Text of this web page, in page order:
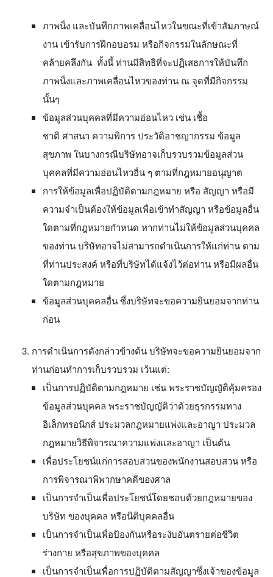
ภาพนิ่ง และบันทึกภาพเคลื่อนไหวในขณะที่เข้าสัมภาษณ์
งาน เข้ารับการฝึกอบอรม หรือกิจกรรมในลักษณะที่
คล้ายคลึงกัน ทั้งนี้ ท่านมีสิทธิที่จะปฏิเสธการให้บันทึก
ภาพนิ่งและภาพเคลื่อนไหวของท่าน ณ จุดที่มีกิจกรรม
นั้นๆ
ข้อมูลส่วนบุคคลที่มีความอ่อนไหว เช่น เชื้อ
ชาติ ศาสนา ความพิการ ประวัติอาชญากรรม ข้อมูล
สุขภาพ ในบางกรณีบริษัทอาจเก็บรวบรวมข้อมูลส่วน
บุคคลที่มีความอ่อนไหวอื่น ๆ ตามที่กฎหมายอนุญาต
การให้ข้อมูลเพื่อปฏิบัติตามกฎหมาย หรือ สัญญา หรือมี
ความจำเป็นต้องให้ข้อมูลเพื่อเข้าทำสัญญา หรือข้อมูลอื่น
ใดตามที่กฎหมายกำหนด หากท่านไม่ให้ข้อมูลส่วนบุคคล
ของท่าน บริษัทอาจไม่สามารถดำเนินการให้แก่ท่าน ตาม
ที่ท่านประสงค์ หรือที่บริษัทได้แจ้งไว้ต่อท่าน หรือมีผลอื่น
ใดตามกฎหมาย
ข้อมูลส่วนบุคคลอื่น ซึ่งบริษัทจะขอความยินยอมจากท่าน
ก่อน
การดำเนินการดังกล่าวข้างต้น บริษัทจะขอความยินยอมจาก
ท่านก่อนทำการเก็บรวบรวม เว้นแต่:
เป็นการปฏิบัติตามกฎหมาย เช่น พระราชบัญญัติคุ้มครอง
ข้อมูลส่วนบุคคล พระราชบัญญัติว่าด้วยธุรกรรมทาง
อิเล็กทรอนิกส์ ประมวลกฎหมายแพ่งและอาญา ประมวล
กฎหมายวิธีพิจารณาความแพ่งและอาญา เป็นต้น
เพื่อประโยชน์แก่การสอบสวนของพนักงานสอบสวน หรือ
การพิจารณาพิพากษาคดีของศาล
เป็นการจำเป็นเพื่อประโยชน์โดยชอบด้วยกฎหมายของ
บริษัท ของบุคคล หรือนิติบุคคลอื่น
เป็นการจำเป็นเพื่อป้องกันหรือระงับอันตรายต่อชีวิต
ร่างกาย หรือสุขภาพของบุคคล
เป็นการจำเป็นเพื่อการปฏิบัติตามสัญญาซึ่งเจ้าของข้อมูล